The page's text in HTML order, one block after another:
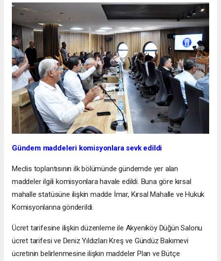
Gündem maddeleri komisyonlara sevk edildi
Meclis toplantısının ilk bölümünde gündemde yer alan
maddeler ilgili komisyonlara havale edildi. Buna göre kırsal
mahalle statüsüne ilişkin madde İmar, Kırsal Mahalle ve Hukuk
Komisyonlarına gönderildi.
Ücret tarifesine ilişkin düzenleme ile Akyeniköy Düğün Salonu
ücret tarifesi ve Deniz Yıldızları Kreş ve Gündüz Bakımevi
ücretinin belirlenmesine ilişkin maddeler Plan ve Bütçe